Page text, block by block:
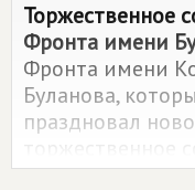
Торжественное
Фронта имени
Фронта имени
Буланова,
праздновал
торжественное
открытию